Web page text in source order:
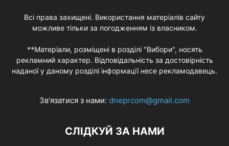
Всі права захищені. Використання матеріалів сайту
можливе тільки за погодженням із власником.
**Матеріали, розміщені в розділі "Вибори", носять
рекламний характер. Відповідальність за достовірність
наданої у даному розділі інформації несе рекламодавець.
Зв'язатися з нами: dneprcom@gmail.com
СЛІДКУЙ ЗА НАМИ